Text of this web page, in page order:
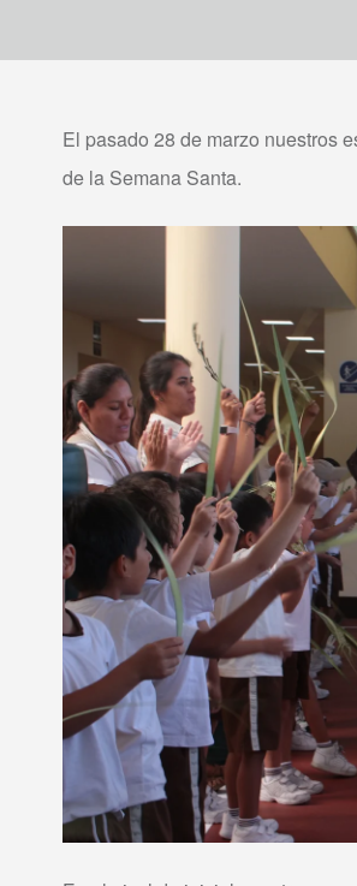
El pasado 28 de marzo nuestros
de la Semana Santa.